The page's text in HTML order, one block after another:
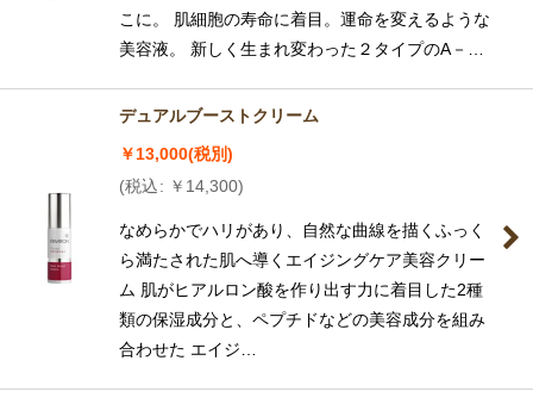
こに。 肌細胞の寿命に着目。運命を変えるような
美容液。 新しく生まれ変わった２タイプのA－…
デュアルブーストクリーム
￥13,000(税別)
(税込: ￥ 14,300)
なめらかでハリがあり、自然な曲線を描くふっく
ら満たされた肌へ導くエイジングケア美容クリー
ム 肌がヒアルロン酸を作り出す力に着目した2種
類の保湿成分と、ペプチドなどの美容成分を組み
合わせた エイジ…